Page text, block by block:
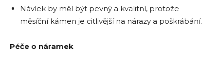
Návlek by měl být pevný a kvalitní, protože
měsíční kámen je citlivější na nárazy a poškrábání.
Péče o náramek